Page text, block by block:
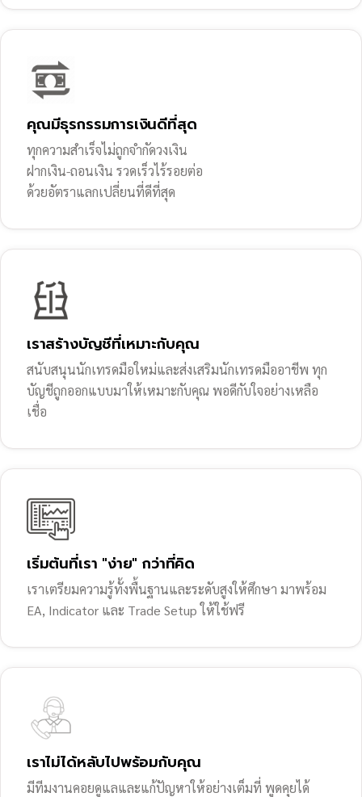
คุณมีธุรกรรมการเงินดีที่สุด
ทุกความสำเร็จไม่ถูกจำกัดวงเงิน
ฝากเงิน-ถอนเงิน รวดเร็วไร้รอยต่อ
ด้วยอัตราแลกเปลี่ยนที่ดีที่สุด
เราสร้างบัญชีที่เหมาะกับคุณ
สนับสนุนนักเทรดมือใหม่และส่งเสริมนักเทรดมืออาชีพ ทุก
บัญชีถูกออกแบบมาให้เหมาะกับคุณ พอดีกับใจอย่างเหลือ
เชื่อ
เริ่มต้นที่เรา "ง่าย" กว่าที่คิด
เราเตรียมความรู้ทั้งพื้นฐานและระดับสูงให้ศึกษา มาพร้อม
EA, Indicator และ Trade Setup ให้ใช้ฟรี
เราไม่ได้หลับไปพร้อมกับคุณ
มีทีมงานคอยดูแลและแก้ปัญหาให้อย่างเต็มที่ พูดคุยได้